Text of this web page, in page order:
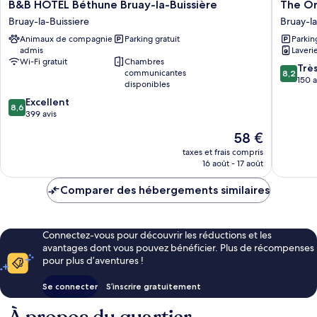
HOTEL
Béthune
Bruay-
Buissière
Buissiere
B&B HOTEL Béthune Bruay-la-Buissière
Bruay-la-Buissiere
Animaux de compagnie
admis
Parking gratuit
Wi-Fi gratuit
Chambres
communicantes
disponibles
8.6
sur
8,6 Excellent
399 avis
Le
nouveau
prix
de
58 €
taxes et frais compris
16 août - 17 août
City,
Le
Cottage
Hôtel
Bruay-
The
Bruay-
8.2
sur
8,2
150
Comparer des hébergements similaires
Connectez-vous pour découvrir les réductions et les
avantages dont vous pouvez bénéficier. Plus de récompenses
pour plus d’aventures !
Se connecter S’inscrire gratuitement